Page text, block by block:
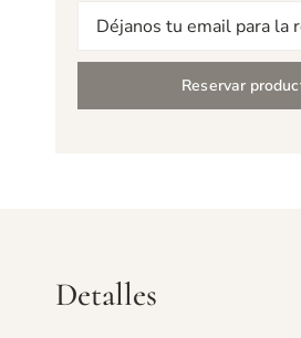
Correo
electrónico
Reservar
Detalles